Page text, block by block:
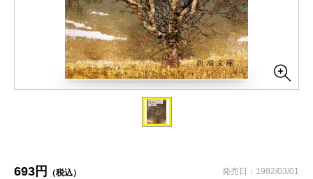
693円 （税込） 発売日：1982/03/01